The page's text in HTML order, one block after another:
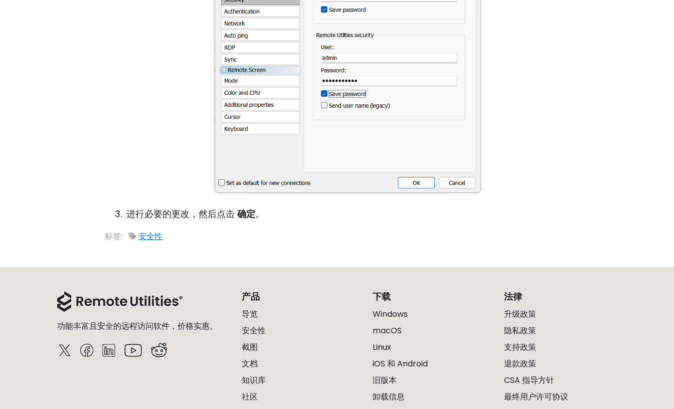
进行必要的更改，然后点击确定。
标签: 安全性
功能丰富且安全的远程访问软件，价格实惠。
产品
导览
安全性
截图
文档
知识库
社区
下载
Windows
macOS
Linux
iOS 和 Android
旧版本
卸载信息
法律
升级政策
隐私政策
支持政策
退款政策
CSA 指导方针
最终用户许可协议